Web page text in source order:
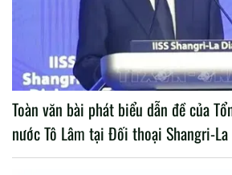
Toàn văn bài phát biểu dẫn đề của
nước Tô Lâm tại Đối thoại Shangri-